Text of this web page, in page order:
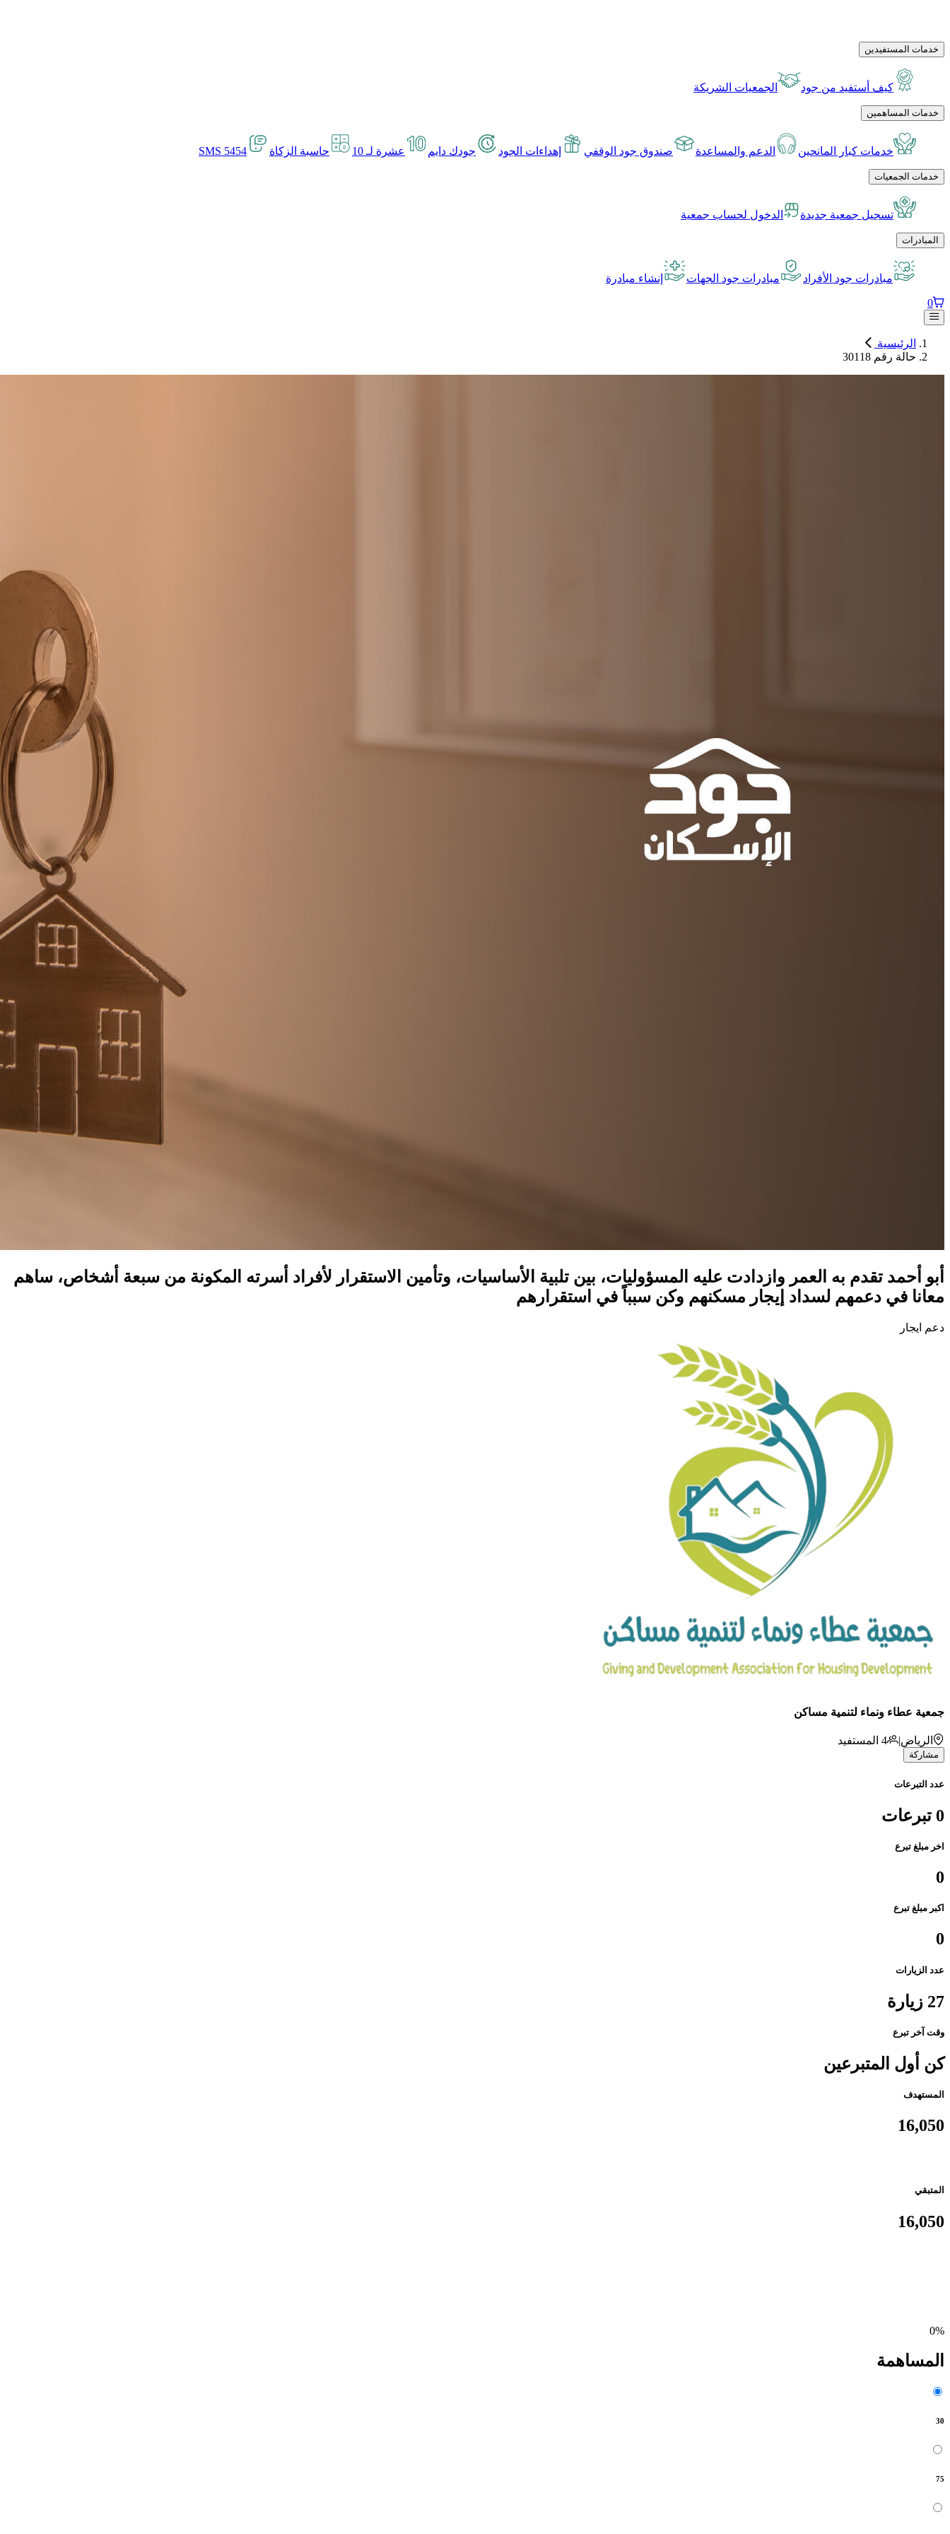
خدمات المستفيدين
كيف أستفيد من جود الجمعيات الشريكة
خدمات المساهمين
خدمات كبار المانحين الدعم والمساعدة صندوق جود الوقفي إهداءات الجود جودك دايم عشرة لـ 10 حاسبة الزكاة SMS 5454
خدمات الجمعيات
تسجيل جمعية جديدة الدخول لحساب جمعية
المبادرات
مبادرات جود الأفراد مبادرات جود الجهات إنشاء مبادرة
0
الرئيسية
حالة رقم 30118
أبو أحمد تقدم به العمر وازدادت عليه المسؤوليات، بين تلبية الأساسيات، وتأمين الاستقرار لأفراد أسرته المكونة من سبعة أشخاص، ساهم
معانا في دعمهم لسداد إيجار مسكنهم وكن سبباً في استقرارهم
دعم ايجار
جمعية عطاء ونماء لتنمية مساكن
الرياض|
4 المستفيد
مشاركة
عدد التبرعات
0 تبرعات
اخر مبلغ تبرع
0
اكبر مبلغ تبرع
0
عدد الزيارات
27 زيارة
وقت آخر تبرع
كن أول المتبرعين
المستهدف
16,050
المتبقي
16,050
0%
المساهمة
30
75